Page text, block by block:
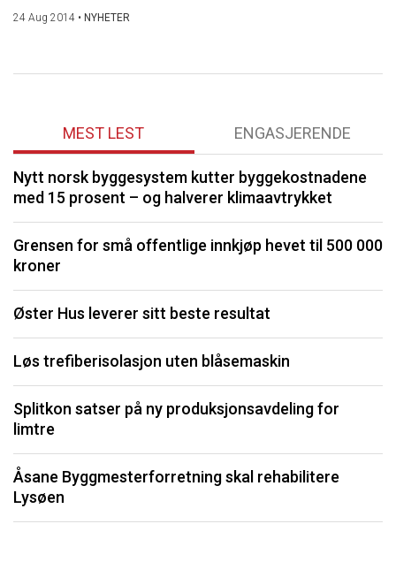
24 Aug 2014 • NYHETER
MEST LEST ENGASJERENDE
Nytt norsk byggesystem kutter byggekostnadene
med 15 prosent – og halverer klimaavtrykket
Grensen for små offentlige innkjøp hevet til 500 000
kroner
Øster Hus leverer sitt beste resultat
Løs trefiberisolasjon uten blåsemaskin
Splitkon satser på ny produksjonsavdeling for
limtre
Åsane Byggmesterforretning skal rehabilitere
Lysøen